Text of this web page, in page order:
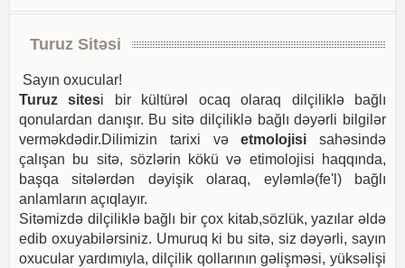
Turuz Sitəsi
Sayın oxucular!
Turuz sitesi bir kültürəl ocaq olaraq dilçiliklə bağlı
qonulardan danışır. Bu sitə dilçiliklə bağlı dəyərli bilgilər
verməkdədir.Dilimizin tarixi vəetmolojisi sahəsində
çalışan bu sitə, sözlərin kökü və etimolojisi haqqında,
başqa sitələrdən dəyişik olaraq, eyləmlə(fe'l) bağlı
anlamların açıqlayır.
Sitəmizdə dilçiliklə bağlı bir çox kitab,sözlük, yazılar əldə
edib oxuyabilərsiniz. Umuruq ki bu sitə, siz dəyərli, sayın
oxucular yardımıyla, dilçilik qollarının gəlişməsi, yüksəlişi